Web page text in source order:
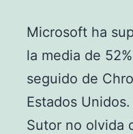
Microsoft ha
la media de
seguido de
Estados Unidos.
Sutor no olvida